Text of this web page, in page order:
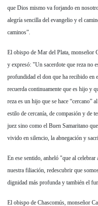
que Dios mismo va forjando en
alegría sencilla del evangelio y el
caminos”.
El obispo de Mar del Plata, monseñor
y expresó: "Un sacerdote que reza no
profundidad el don que ha recibido en
recuerda continuamente que es hijo y
reza es un hijo que se hace
estilo de cercanía, de compasión y de
juez sino como el Buen Samaritano
vivido en silencio, la abnegación y
En ese sentido, anheló "que al
nuestra filiación, redescubrir que
dignidad más profunda y también el
El obispo de Chascomús, monseñor